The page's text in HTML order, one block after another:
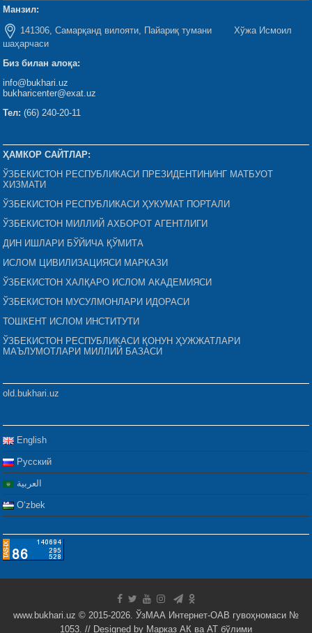
Манзил:
141306, Самарқанд вилояти, Пайариқ тумани Хўжа Исмоил
шаҳарчаси
Биз билан алоқа:
info@bukhari.uz
bukharicenter@exat.uz
Тел: (66) 240-20-11
ҲАМКОР САЙТЛАР:
ЎЗБЕКИСТОН РЕСПУБЛИКАСИ ПРЕЗИДЕНТИНИНГ МАТБУОТ
ХИЗМАТИ
ЎЗБЕКИСТОН РЕСПУБЛИКАСИ ҲУКУМАТ ПОРТАЛИ
ЎЗБЕКИСТОН МИЛЛИЙ АХБОРОТ АГЕНТЛИГИ
ДИН ИШЛАРИ БЎЙИЧА ҚЎМИТА
ИСЛОМ ЦИВИЛИЗАЦИЯСИ МАРКАЗИ
ЎЗБЕКИСТОН ХАЛҚАРО ИСЛОМ АКАДЕМИЯСИ
ЎЗБЕКИСТОН МУСУЛМОНЛАРИ ИДОРАСИ
ТОШКЕНТ ИСЛОМ ИНСТИТУТИ
ЎЗБЕКИСТОН РЕСПУБЛИКАСИ ҚОНУН ҲУЖЖАТЛАРИ
МАЪЛУМОТЛАРИ МИЛЛИЙ БАЗАСИ
old.bukhari.uz
English
Русский
العربية
Oʻzbek
www.bukhari.uz © 2015-2026. ЎзМАА Интернет-ОАВ гувоҳномаси №
1053. // Designed by Марказ АК ва АТ бўлими